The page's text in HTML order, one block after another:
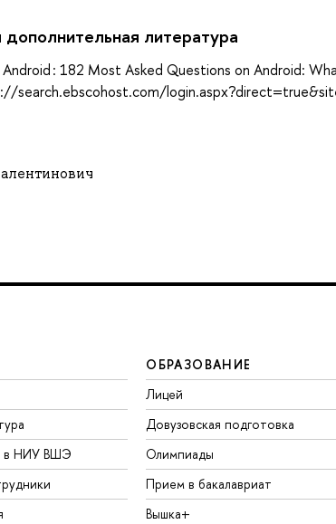
литература
: 182 Most Asked Questions on Android:
search.ebscohost.com/
в НИУ ВШЭ
ОБРАЗОВАНИЕ
Лицей
Довузовская подготовка
Олимпиады
Прием в бакалавриат
Вышка+